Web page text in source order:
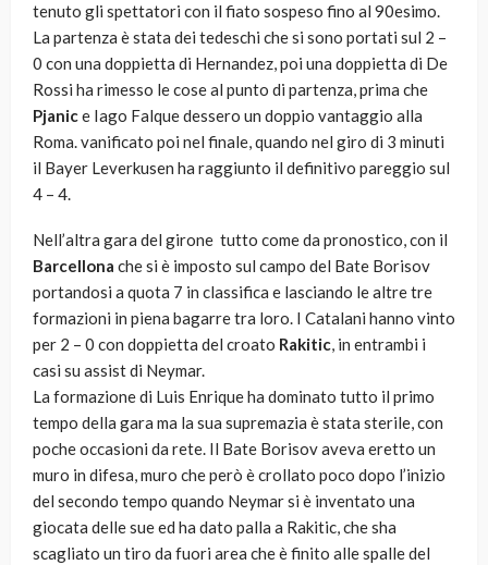
tenuto gli spettatori con il fiato sospeso fino al 90esimo.
La partenza è stata dei tedeschi che si sono portati sul 2 –
0 con una doppietta di Hernandez, poi una doppietta di De
Rossi ha rimesso le cose al punto di partenza, prima che
Pjanice Iago Falque dessero un doppio vantaggio alla
Roma. vanificato poi nel finale, quando nel giro di 3 minuti
il Bayer Leverkusen ha raggiunto il definitivo pareggio sul
4 – 4.
Nell’altra gara del girone tutto come da pronostico, con il
Barcellona che si è imposto sul campo del Bate Borisov
portandosi a quota 7 in classifica e lasciando le altre tre
formazioni in piena bagarre tra loro. I Catalani hanno vinto
per 2 – 0 con doppietta del croato Rakitic, in entrambi i
casi su assist di Neymar.
La formazione di Luis Enrique ha dominato tutto il primo
tempo della gara ma la sua supremazia è stata sterile, con
poche occasioni da rete. Il Bate Borisov aveva eretto un
muro in difesa, muro che però è crollato poco dopo l’inizio
del secondo tempo quando Neymar si è inventato una
giocata delle sue ed ha dato palla a Rakitic, che sha
scagliato un tiro da fuori area che è finito alle spalle del